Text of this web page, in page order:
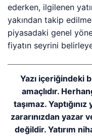
ederken, ilgilenen
yakından takip
piyasadaki genel
fiyatın seyrini
Yazı içeriğindeki
amaçlıdır.
taşımaz.
zararınızdan yazar
değildir. Yatırım